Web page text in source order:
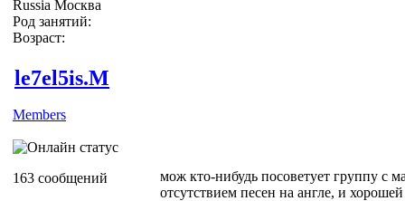
Russia Москва
Род занятий:
Возраст:
le7el5is.M
Members
163 сообщений
мож кто-нибудь посоветует группу с
отсутствием песен на англе, и